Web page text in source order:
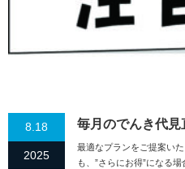
8.18
2025
毎月のでんき代見
最適なプランをご提案い
も、”さらにお得”になる